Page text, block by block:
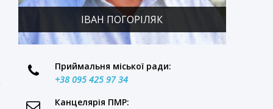
ІВАН ПОГОРІЛЯК
Приймальня міської ради:
+38 095 425 97 34
Канцелярія ПМР: